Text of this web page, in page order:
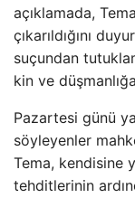
açıklamada,
çıkarıldığını
suçundan
kin ve
Pazartesi günü
söyleyenler
Tema, kendisine
tehditlerinin